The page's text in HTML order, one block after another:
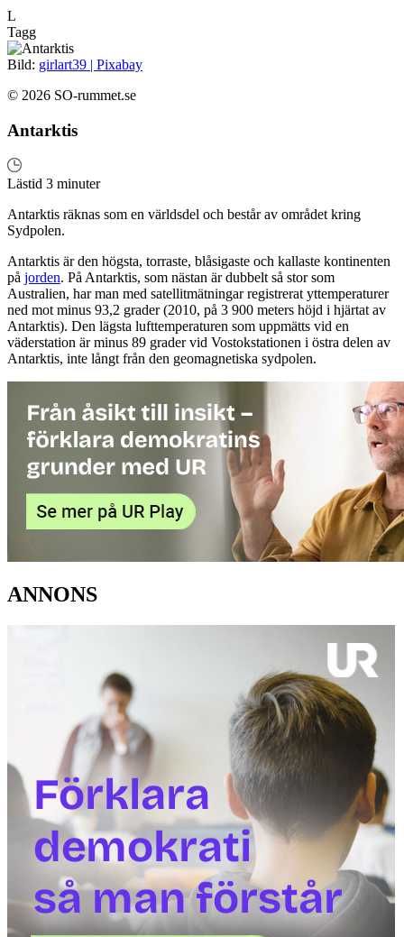
L
Tagg
Bild: girlart39 | Pixabay
© 2026 SO-rummet.se
Antarktis
Lästid 3 minuter
Antarktis räknas som en världsdel och består av området kring
Sydpolen.
Antarktis är den högsta, torraste, blåsigaste och kallaste kontinenten
på jorden. På Antarktis, som nästan är dubbelt så stor som
Australien, har man med satellitmätningar registrerat yttemperaturer
ned mot minus 93,2 grader (2010, på 3 900 meters höjd i hjärtat av
Antarktis). Den lägsta lufttemperaturen som uppmätts vid en
väderstation är minus 89 grader vid Vostokstationen i östra delen av
Antarktis, inte långt från den geomagnetiska sydpolen.
ANNONS